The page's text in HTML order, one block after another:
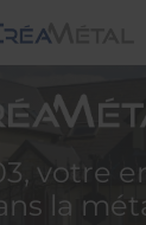
votre
la